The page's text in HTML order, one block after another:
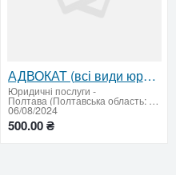
АДВОКАТ (всі види юридичних послуг)
Юридичні послуги -
Полтава (Полтавська область: продати купити)
06/08/2024
500.00 ₴